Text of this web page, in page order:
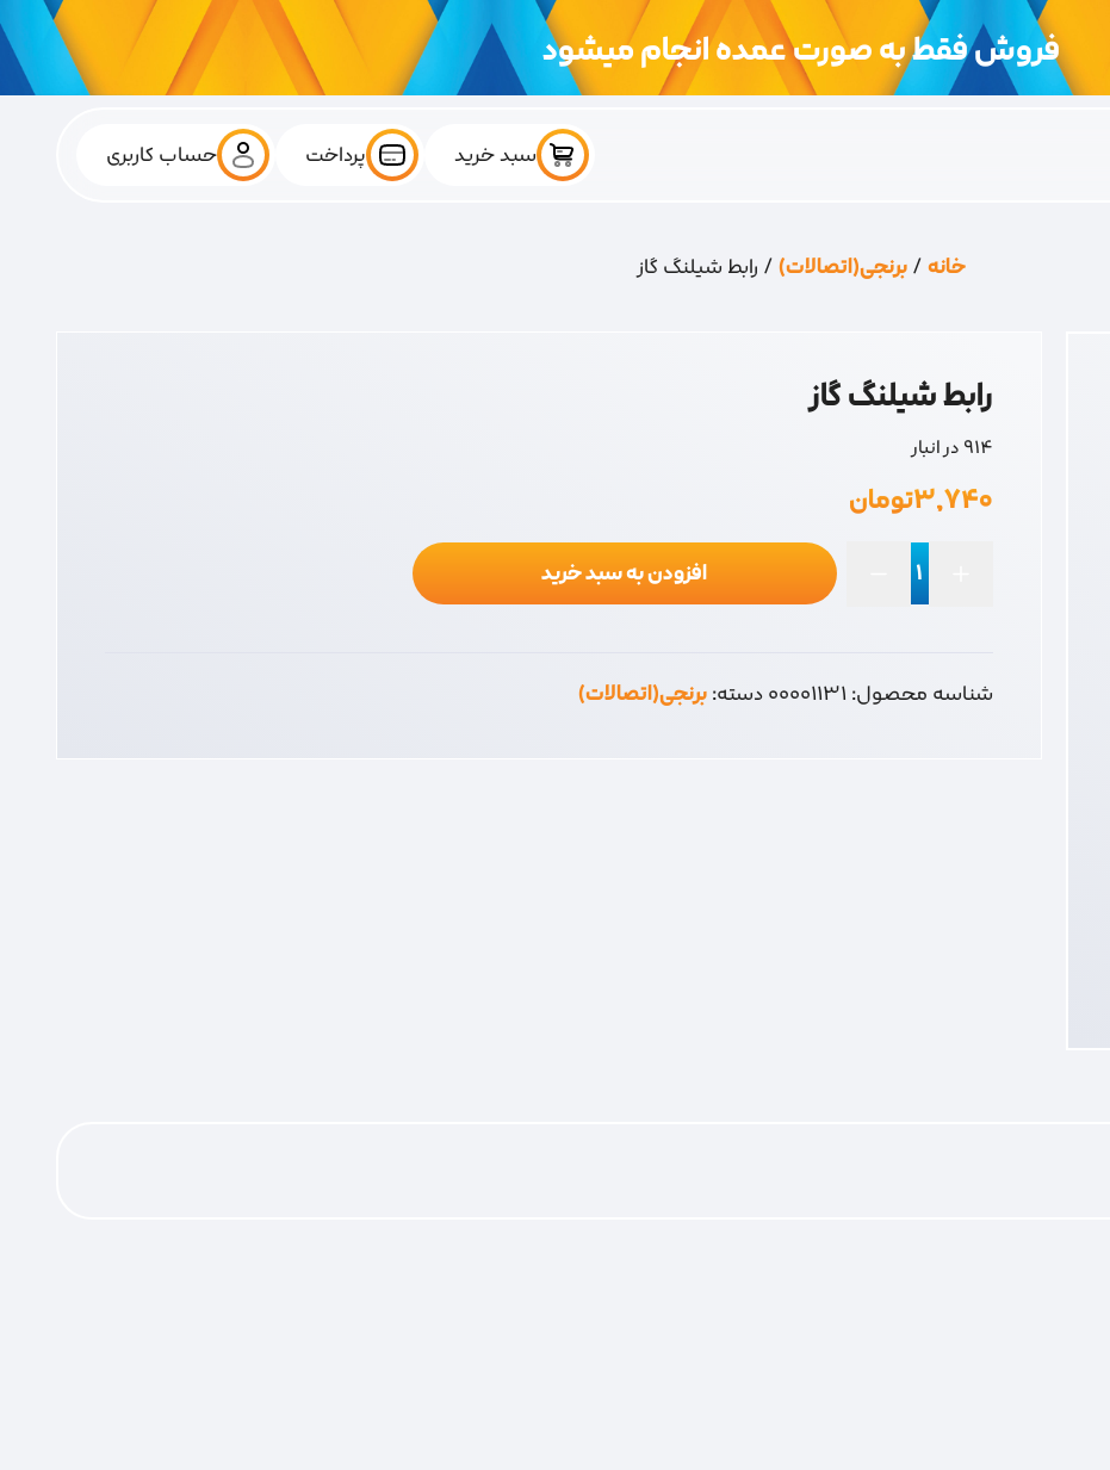
فروش فقط به صورت عمده انجام میشود
سبد خرید پرداخت حساب کاربری
خانه/برنجی(اتصالات)/ رابط شیلنگ گاز
رابط شیلنگ گاز
914 در انبار
۳,۷۴۰تومان
عدد
افزودن به سبد خرید
شناسه محصول: 00001131دسته:برنجی(اتصالات)